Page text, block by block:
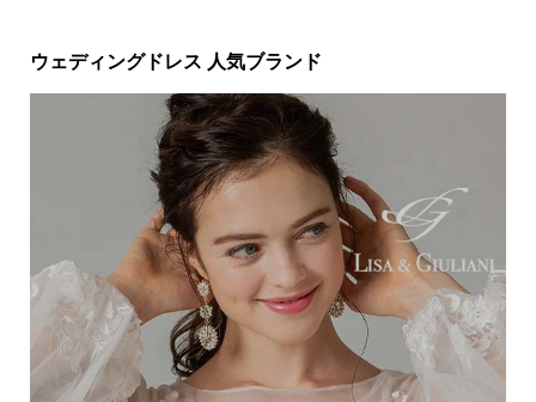
ウェディングドレス 人気ブランド